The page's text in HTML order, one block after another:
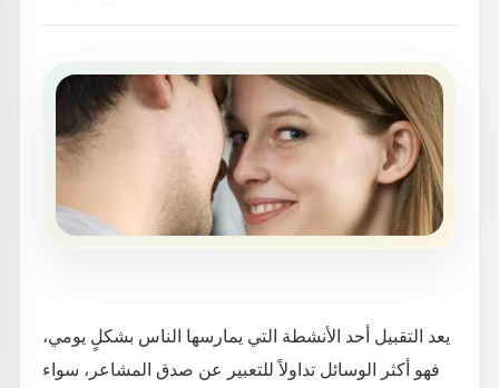
يعد التقبيل أحد الأنشطة التي يمارسها الناس بشكلٍ يومي،
فهو أكثر الوسائل تداولاً للتعبير عن صدق المشاعر، سواء